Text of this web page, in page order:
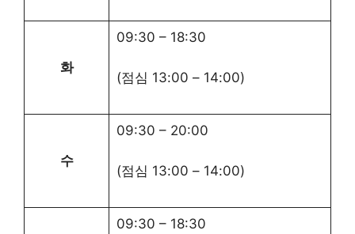
화
09:30 – 18:30
(점심 13:00 – 14:00)
수
09:30 – 20:00
(점심 13:00 – 14:00)
09:30 – 18:30